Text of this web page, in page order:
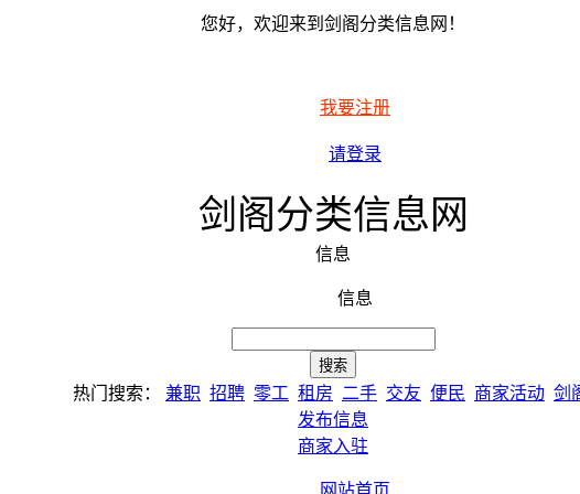
您好，欢迎来到剑阁分类信息网！
我要注册
请登录
剑阁分类信息网
信息
信息
热门搜索： 兼职 招聘 零工 租房 二手 交友 便民 商家活动 剑
发布信息
商家入驻
网站首页